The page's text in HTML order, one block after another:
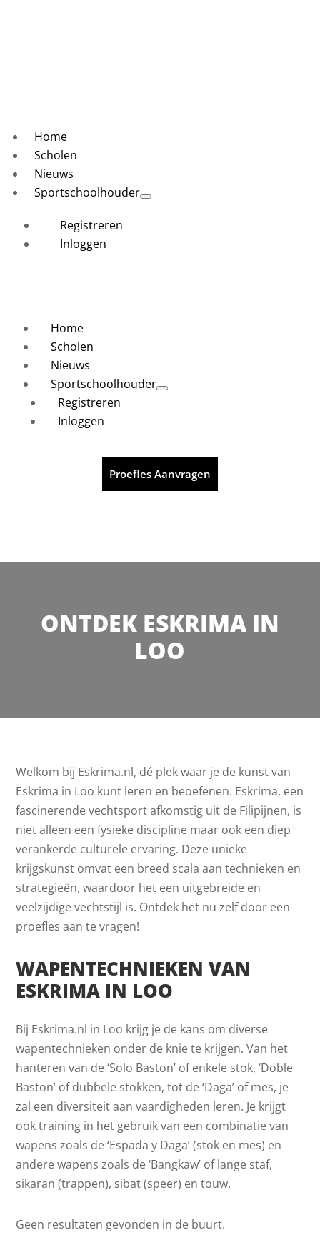
Home
Scholen
Nieuws
Sportschoolhouder
Registreren
Inloggen
Home
Scholen
Nieuws
Sportschoolhouder
Registreren
Inloggen
Proefles Aanvragen
ONTDEK ESKRIMA IN
LOO
Welkom bij Eskrima.nl, dé plek waar je de kunst van
Eskrima in Loo kunt leren en beoefenen. Eskrima, een
fascinerende vechtsport afkomstig uit de Filipijnen, is
niet alleen een fysieke discipline maar ook een diep
verankerde culturele ervaring. Deze unieke
krijgskunst omvat een breed scala aan technieken en
strategieën, waardoor het een uitgebreide en
veelzijdige vechtstijl is. Ontdek het nu zelf door een
proefles aan te vragen!
WAPENTECHNIEKEN VAN
ESKRIMA IN LOO
Bij Eskrima.nl in Loo krijg je de kans om diverse
wapentechnieken onder de knie te krijgen. Van het
hanteren van de ‘Solo Baston’ of enkele stok, ‘Doble
Baston’ of dubbele stokken, tot de ‘Daga’ of mes, je
zal een diversiteit aan vaardigheden leren. Je krijgt
ook training in het gebruik van een combinatie van
wapens zoals de ‘Espada y Daga’ (stok en mes) en
andere wapens zoals de ‘Bangkaw’ of lange staf,
sikaran (trappen), sibat (speer) en touw.
Geen resultaten gevonden in de buurt.